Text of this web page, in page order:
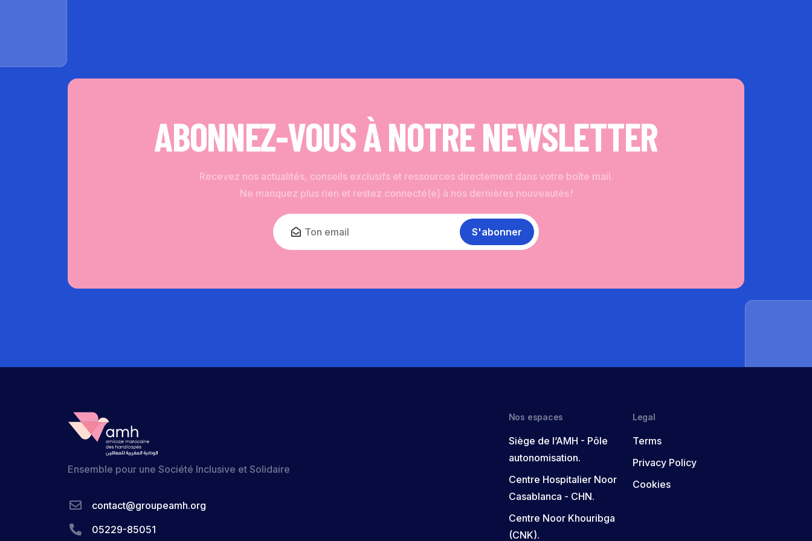
ABONNEZ-VOUS À NOTRE NEWSLETTER
Recevez nos actualités, conseils exclusifs et ressources directement dans votre boîte mail.
Ne manquez plus rien et restez connecté(e) à nos dernières nouveautés !
S'abonner
Ensemble pour une Société Inclusive et Solidaire
contact@groupeamh.org
05229-85051
Nos espaces
Siège de l’AMH - Pôle
autonomisation.
Centre Hospitalier Noor
Casablanca - CHN.
Centre Noor Khouribga
(CNK).
Legal
Terms
Privacy Policy
Cookies